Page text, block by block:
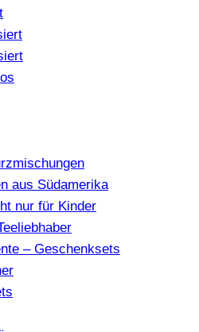
aus Südamerika
nur für Kinder
– Geschenksets